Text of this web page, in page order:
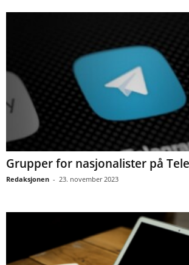
Grupper for nasjonalister på
Redaksjonen - 23. november 2023